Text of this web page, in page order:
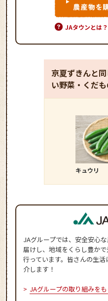
JAタウンとは？
京夏ずきんと
い野菜・くだ
キュウリ
JAグループでは、安全安心
届けし、地域をくらし豊か
行っています。皆さんの生
介します！
JAグループの取り組みを